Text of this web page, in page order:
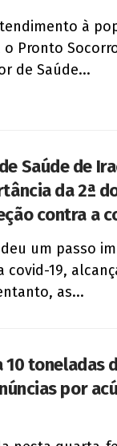
à
o Pronto
de Saúde...
Saúde de
da 2ª
contra a
um passo
covid-19,
as...
toneladas
por